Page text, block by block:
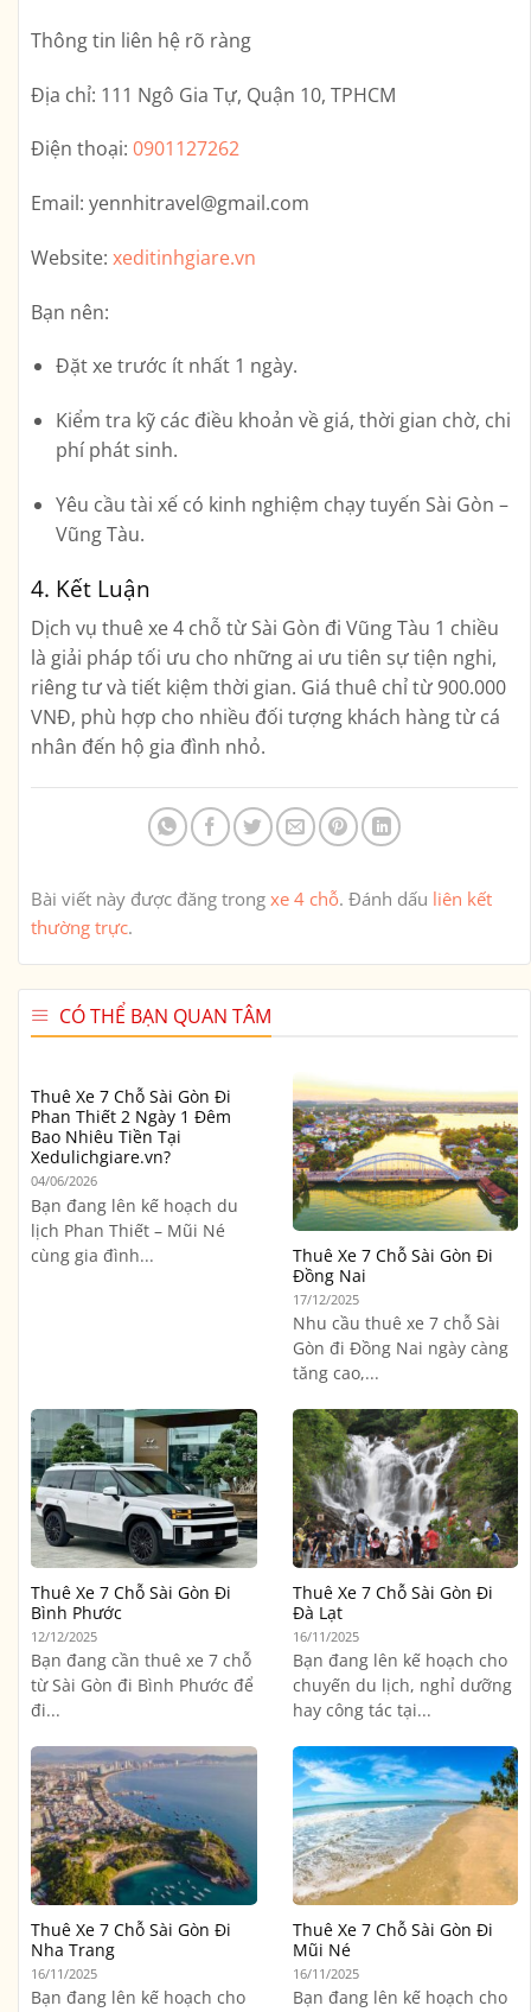
Thông tin liên hệ rõ ràng
Địa chỉ: 111 Ngô Gia Tự, Quận 10, TPHCM
Điện thoại: 0901127262
Email: yennhitravel@gmail.com
Website: xeditinhgiare.vn
Bạn nên:
Đặt xe trước ít nhất 1 ngày.
Kiểm tra kỹ các điều khoản về giá, thời gian chờ, chi
phí phát sinh.
Yêu cầu tài xế có kinh nghiệm chạy tuyến Sài Gòn –
Vũng Tàu.
4. Kết Luận
Dịch vụ thuê xe 4 chỗ từ Sài Gòn đi Vũng Tàu 1 chiều
là giải pháp tối ưu cho những ai ưu tiên sự tiện nghi,
riêng tư và tiết kiệm thời gian. Giá thuê chỉ từ900.000
VNĐ, phù hợp cho nhiều đối tượng khách hàng từ cá
nhân đến hộ gia đình nhỏ.
Bài viết này được đăng trong xe 4 chỗ. Đánh dấu liên kết
thường trực.
CÓ THỂ BẠN QUAN TÂM
Thuê Xe 7 Chỗ Sài Gòn Đi
Phan Thiết 2 Ngày 1 Đêm
Bao Nhiêu Tiền Tại
Xedulichgiare.vn?
04/06/2026
Bạn đang lên kế hoạch du
lịch Phan Thiết – Mũi Né
cùng gia đình...
Thuê Xe 7 Chỗ Sài Gòn Đi
Đồng Nai
17/12/2025
Nhu cầu thuê xe 7 chỗ Sài
Gòn đi Đồng Nai ngày càng
tăng cao,...
Thuê Xe 7 Chỗ Sài Gòn Đi
Bình Phước
12/12/2025
Bạn đang cần thuê xe 7 chỗ
từ Sài Gòn đi Bình Phước để
đi...
Thuê Xe 7 Chỗ Sài Gòn Đi
Đà Lạt
16/11/2025
Bạn đang lên kế hoạch cho
chuyến du lịch, nghỉ dưỡng
hay công tác tại...
Thuê Xe 7 Chỗ Sài Gòn Đi
Nha Trang
16/11/2025
Bạn đang lên kế hoạch cho
Thuê Xe 7 Chỗ Sài Gòn Đi
Mũi Né
16/11/2025
Bạn đang lên kế hoạch cho